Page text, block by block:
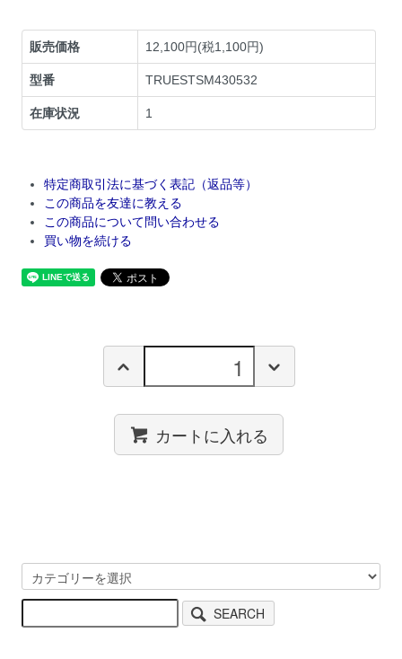
販売価格 12,100円(税1,100円)
型番 TRUESTSM430532
在庫状況 1
特定商取引法に基づく表記（返品等）
この商品を友達に教える
この商品について問い合わせる
買い物を続ける
カートに入れる
SEARCH